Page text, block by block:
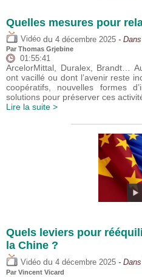
Quelles mesures pour
Vidéo du 4 décembre 2025 -
Par Thomas Grjebine
01:55:41
ArcelorMittal, Duralex, Brandt…
ont vacillé ou dont l’avenir reste
coopératifs, nouvelles formes
solutions pour préserver ces
Lire la suite >
Quels leviers pour
la Chine ?
Vidéo du 4 décembre 2025 -
Par Vincent Vicard